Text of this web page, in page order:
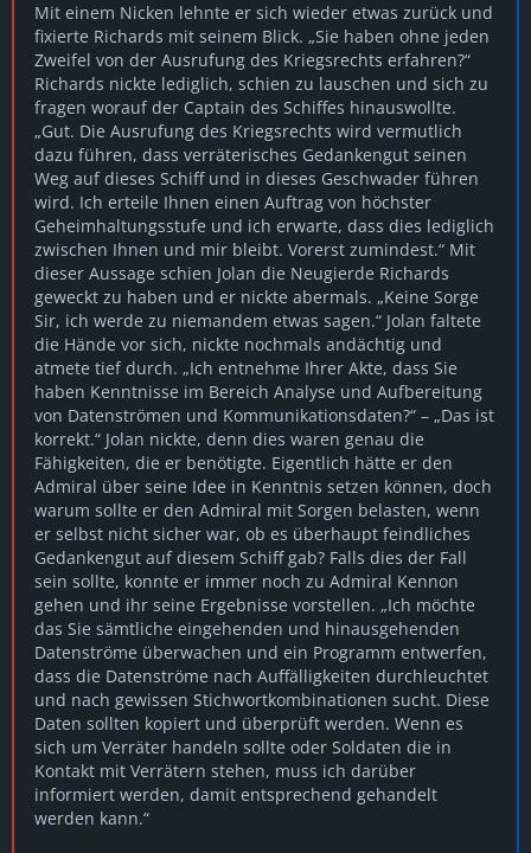
Mit einem Nicken lehnte er sich wieder etwas zurück und
fixierte Richards mit seinem Blick. „Sie haben ohne jeden
Zweifel von der Ausrufung des Kriegsrechts erfahren?“
Richards nickte lediglich, schien zu lauschen und sich zu
fragen worauf der Captain des Schiffes hinauswollte.
„Gut. Die Ausrufung des Kriegsrechts wird vermutlich
dazu führen, dass verräterisches Gedankengut seinen
Weg auf dieses Schiff und in dieses Geschwader führen
wird. Ich erteile Ihnen einen Auftrag von höchster
Geheimhaltungsstufe und ich erwarte, dass dies lediglich
zwischen Ihnen und mir bleibt. Vorerst zumindest.“ Mit
dieser Aussage schien Jolan die Neugierde Richards
geweckt zu haben und er nickte abermals. „Keine Sorge
Sir, ich werde zu niemandem etwas sagen.“ Jolan faltete
die Hände vor sich, nickte nochmals andächtig und
atmete tief durch. „Ich entnehme Ihrer Akte, dass Sie
haben Kenntnisse im Bereich Analyse und Aufbereitung
von Datenströmen und Kommunikationsdaten?“ – „Das ist
korrekt.“ Jolan nickte, denn dies waren genau die
Fähigkeiten, die er benötigte. Eigentlich hätte er den
Admiral über seine Idee in Kenntnis setzen können, doch
warum sollte er den Admiral mit Sorgen belasten, wenn
er selbst nicht sicher war, ob es überhaupt feindliches
Gedankengut auf diesem Schiff gab? Falls dies der Fall
sein sollte, konnte er immer noch zu Admiral Kennon
gehen und ihr seine Ergebnisse vorstellen. „Ich möchte
das Sie sämtliche eingehenden und hinausgehenden
Datenströme überwachen und ein Programm entwerfen,
dass die Datenströme nach Auffälligkeiten durchleuchtet
und nach gewissen Stichwortkombinationen sucht. Diese
Daten sollten kopiert und überprüft werden. Wenn es
sich um Verräter handeln sollte oder Soldaten die in
Kontakt mit Verrätern stehen, muss ich darüber
informiert werden, damit entsprechend gehandelt
werden kann.“